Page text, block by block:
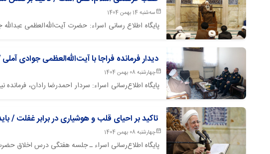
سه‌شنبه 14 بهمن 1404
پایگاه اطلاع رسانی اسراء: حضرت آیت‌الله‌العظمی
دیدار فرمانده فراجا با آیت‌الله‌العظمی جوادی
چهارشنبه 08 بهمن 1404
تاکید بر احیای قلب و هوشیاری در برابر غفلت /
چهارشنبه 08 بهمن 1404
پایگاه اطلاع‌رسانی اسراء ـ جلسه هفتگی درس اخلاق